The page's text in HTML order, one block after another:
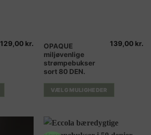
129,00 kr.
OPAQUE
miljøvenlige
strømpebukser
sort 80 DEN.
139,00 kr.
VÆLG MULIGHEDER
Dette
vare
har
flere
varianter.
Mulighederne
vælges